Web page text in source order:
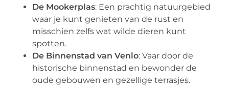
De Mookerplas: Een prachtig natuurgebied
waar je kunt genieten van de rust en
misschien zelfs wat wilde dieren kunt
spotten.
De Binnenstad van Venlo: Vaar door de
historische binnenstad en bewonder de
oude gebouwen en gezellige terrasjes.